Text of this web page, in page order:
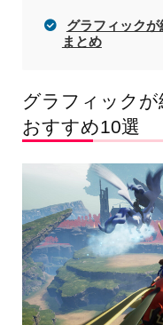
グラフィック
まとめ
グラフィックが
おすすめ10選